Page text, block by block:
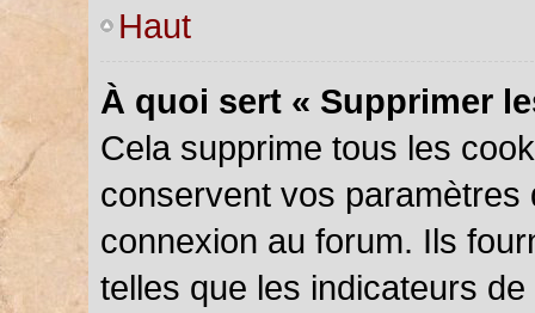
Haut
À quoi sert « Supprimer
Cela supprime tous les
conservent vos paramètres
connexion au forum. Ils
telles que les indicateurs